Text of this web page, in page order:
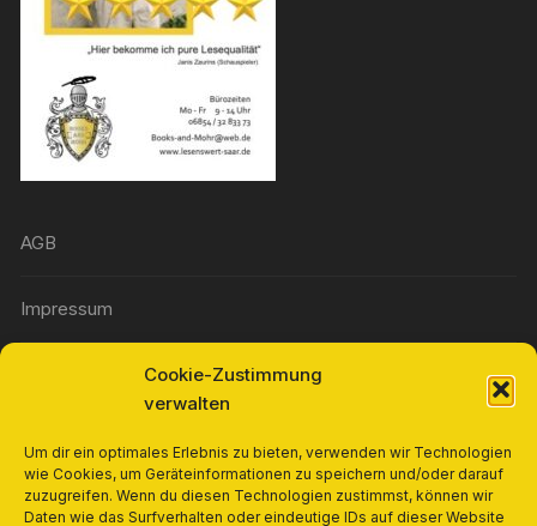
Cookie-Zustimmung
verwalten
Um dir ein optimales Erlebnis zu bieten, verwenden wir Technologien
wie Cookies, um Geräteinformationen zu speichern und/oder darauf
zuzugreifen. Wenn du diesen Technologien zustimmst, können wir
Daten wie das Surfverhalten oder eindeutige IDs auf dieser Website
AGB
Impressum
Widerrufsbelehrung
Cookie-Richtlinie (EU)